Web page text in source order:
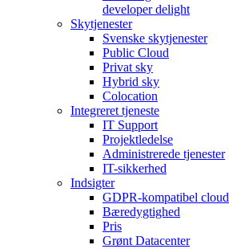
developer delight
Skytjenester
Svenske skytjenester
Public Cloud
Privat sky
Hybrid sky
Colocation
Integreret tjeneste
IT Support
Projektledelse
Administrerede tjenester
IT-sikkerhed
Indsigter
GDPR-kompatibel cloud
Bæredygtighed
Pris
Grønt Datacenter